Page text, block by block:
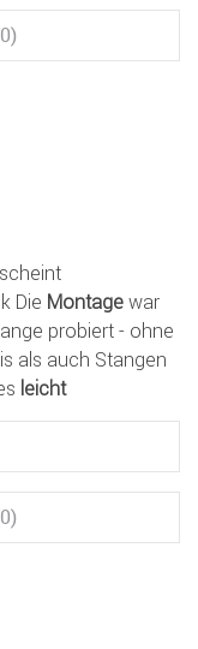
Die Montage war
probiert - ohne
als auch Stangen
leicht